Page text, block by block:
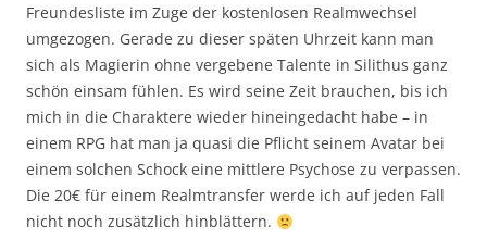
Freundesliste im Zuge der kostenlosen Realmwechsel
umgezogen. Gerade zu dieser späten Uhrzeit kann man
sich als Magierin ohne vergebene Talente in Silithus ganz
schön einsam fühlen. Es wird seine Zeit brauchen, bis ich
mich in die Charaktere wieder hineingedacht habe – in
einem RPG hat man ja quasi die Pflicht seinem Avatar bei
einem solchen Schock eine mittlere Psychose zu verpassen.
Die 20€ für einem Realmtransfer werde ich auf jeden Fall
nicht noch zusätzlich hinblättern.